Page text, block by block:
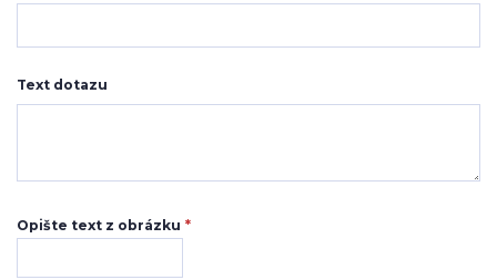
Text dotazu
Opište text z obrázku *